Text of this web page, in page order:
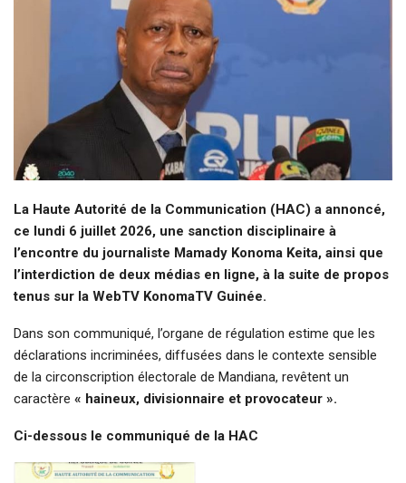
La Haute Autorité de la Communication (HAC) a annoncé,
ce lundi 6 juillet 2026, une sanction disciplinaire à
l’encontre du journaliste Mamady Konoma Keita, ainsi que
l’interdiction de deux médias en ligne, à la suite de propos
tenus sur la WebTV KonomaTV Guinée.
Dans son communiqué, l’organe de régulation estime que les
déclarations incriminées, diffusées dans le contexte sensible
de la circonscription électorale de Mandiana, revêtent un
caractère « haineux, divisionnaire et provocateur ».
Ci-dessous le communiqué de la HAC